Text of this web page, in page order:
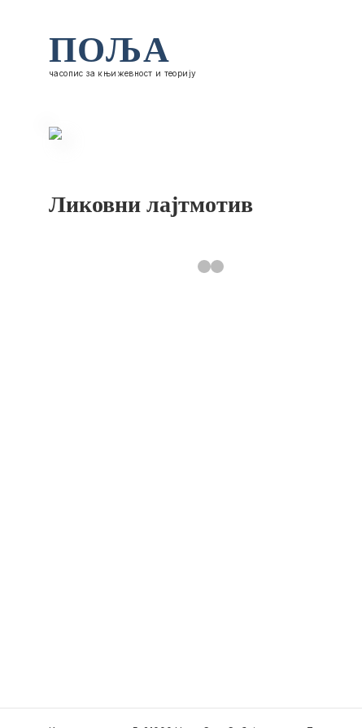
ПОЉА
часопис за књижевност и теорију
Ликовни лајтмотив